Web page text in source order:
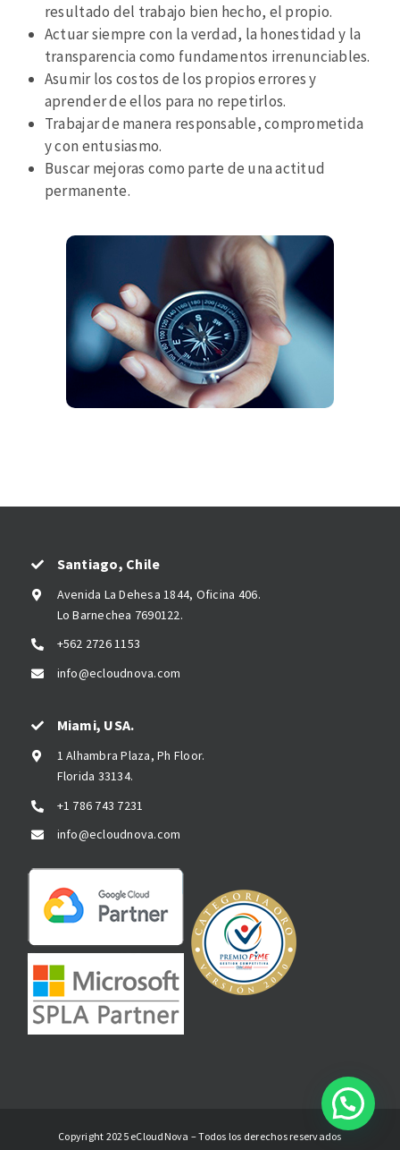
resultado del trabajo bien hecho, el propio.
Actuar siempre con la verdad, la honestidad y la
transparencia como fundamentos irrenunciables.
Asumir los costos de los propios errores y
aprender de ellos para no repetirlos.
Trabajar de manera responsable, comprometida
y con entusiasmo.
Buscar mejoras como parte de una actitud
permanente.
Santiago, Chile
Avenida La Dehesa 1844, Oficina 406.
Lo Barnechea 7690122.
+562 2726 1153
info@ecloudnova.com
Miami, USA.
1 Alhambra Plaza, Ph Floor.
Florida 33134.
+1 786 743 7231
info@ecloudnova.com
Copyright 2025 eCloudNova – Todos los derechos reservados